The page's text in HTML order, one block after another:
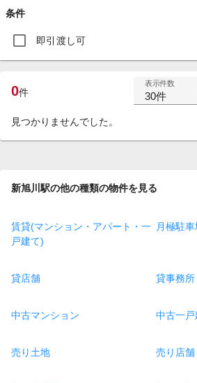
条件
即引渡し可
0件
表示件数
30件
見つかりませんでした。
新旭川駅の他の種類の物件を見る
賃貸(マンション・アパート・一
戸建て)
月極駐
貸店舗 貸事務所
中古マンション 中古一戸
売り土地 売り店舗